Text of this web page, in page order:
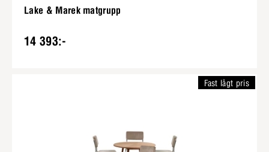
Lake & Marek matgrupp
14 393:-
Fast lågt pris